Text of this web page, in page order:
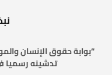
“بوابة حقوق الإنسان
تدشينه رسميا في 12 نوفمبر من